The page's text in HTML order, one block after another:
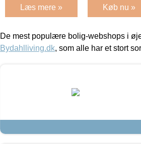
Læs mere » Køb nu »
De mest populære bolig-webshops i
Bydahlliving.dk, som alle har et stort